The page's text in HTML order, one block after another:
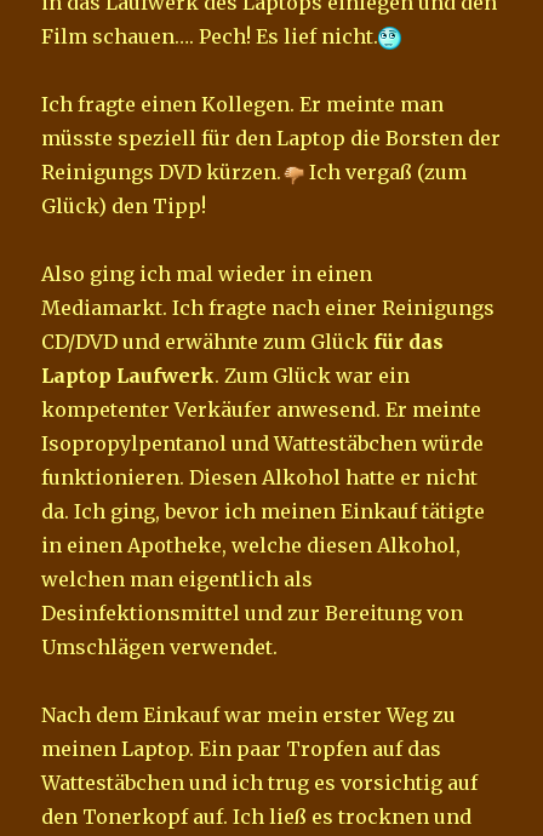
Film schauen…. Pech! Es lief nicht.
Ich fragte einen Kollegen. Er meinte man
müsste speziell für den Laptop die Borsten der
Reinigungs DVD kürzen.
Ich vergaß (zum
Glück) den Tipp!
Also ging ich mal wieder in einen
Mediamarkt. Ich fragte nach einer Reinigungs
CD/DVD und erwähnte zum Glück für das
Laptop Laufwerk. Zum Glück war ein
kompetenter Verkäufer anwesend. Er meinte
Isopropylpentanol und Wattestäbchen würde
funktionieren. Diesen Alkohol hatte er nicht
da. Ich ging, bevor ich meinen Einkauf tätigte
in einen Apotheke, welche diesen Alkohol,
welchen man eigentlich als
Desinfektionsmittel und zur Bereitung von
Umschlägen verwendet.
Nach dem Einkauf war mein erster Weg zu
meinen Laptop. Ein paar Tropfen auf das
Wattestäbchen und ich trug es vorsichtig auf
den Tonerkopf auf. Ich ließ es trocknen und